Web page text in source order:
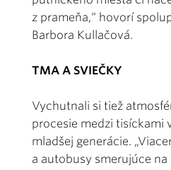
z prameňa,“ hovorí
Barbora Kullačová.
TMA A SVIEČKY
Vychutnali si tiež
procesie medzi tisíckami
mladšej generácie.
a autobusy smerujúce na